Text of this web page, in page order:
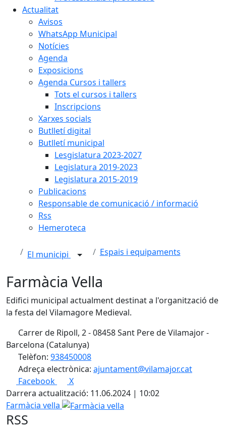
Actualitat
Avisos
WhatsApp Municipal
Notícies
Agenda
Exposicions
Agenda Cursos i tallers
Tots el cursos i tallers
Inscripcions
Xarxes socials
Butlletí digital
Butlletí municipal
Lesgislatura 2023-2027
Legislatura 2019-2023
Legislatura 2015-2019
Publicacions
Responsable de comunicació / informació
Rss
Hemeroteca
El municipi Espais i equipaments
Farmàcia Vella
Edifici municipal actualment destinat a l'organització de
la festa del Vilamagore Medieval.
Carrer de Ripoll, 2 - 08458 Sant Pere de Vilamajor -
Barcelona (Catalunya)
Telèfon: 938450008
Adreça electrònica: ajuntament@vilamajor.cat
Facebook
X
Darrera actualització: 11.06.2024 | 10:02
Farmàcia vella
RSS